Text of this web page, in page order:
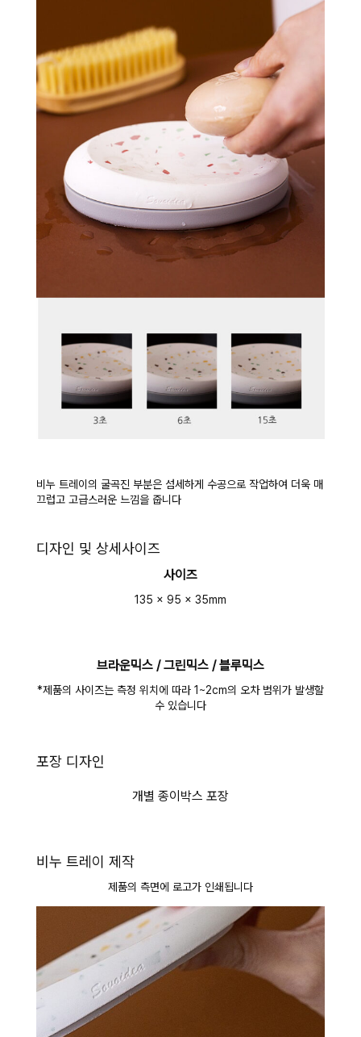
비누 트레이의 굴곡진 부분은 섬세하게 수공으로 작업하여 더욱 매
끄럽고 고급스러운 느낌을 줍니다
디자인 및 상세사이즈
사이즈
135 x 95 x 35mm
브라운믹스 / 그린믹스 / 블루믹스
*제품의 사이즈는 측정 위치에 따라 1~2cm의 오차 범위가 발생할
수 있습니다
포장 디자인
개별 종이박스 포장
비누 트레이 제작
제품의 측면에 로고가 인쇄됩니다